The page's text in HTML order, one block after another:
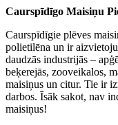
Caurspīdīgo Maisiņu
Caurspīdīgie plēves
polietilēna un ir
daudzās industrijās –
beķerejās, zooveikalos,
maisiņus un citur. Tie ir
darbos. Īsāk sakot, nav
maisiņus!